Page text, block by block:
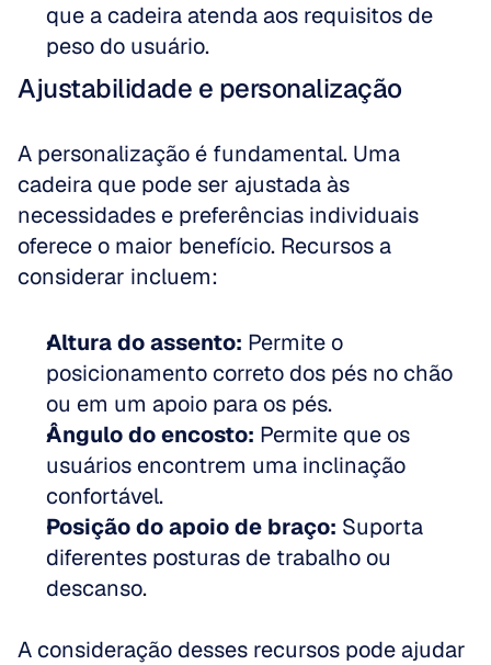
que a cadeira atenda aos requisitos de
peso do usuário.
Ajustabilidade e personalização
A personalização é fundamental. Uma
cadeira que pode ser ajustada às
necessidades e preferências individuais
oferece o maior benefício. Recursos a
considerar incluem:
Altura do assento: Permite o
posicionamento correto dos pés no chão
ou em um apoio para os pés.
Ângulo do encosto: Permite que os
usuários encontrem uma inclinação
confortável.
Posição do apoio de braço: Suporta
diferentes posturas de trabalho ou
descanso.
A consideração desses recursos pode ajudar